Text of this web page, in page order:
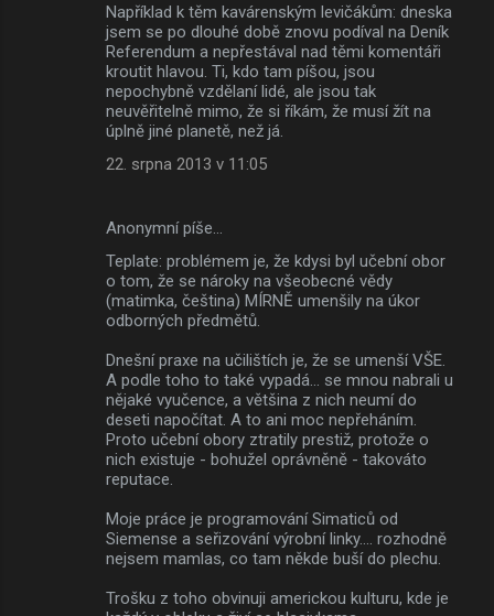
Například k těm kavárenským levičákům: dneska
jsem se po dlouhé době znovu podíval na Deník
Referendum a nepřestával nad těmi komentáři
kroutit hlavou. Ti, kdo tam píšou, jsou
nepochybně vzdělaní lidé, ale jsou tak
neuvěřitelně mimo, že si říkám, že musí žít na
úplně jiné planetě, než já.
22. srpna 2013 v 11:05
Anonymní píše…
Teplate: problémem je, že kdysi byl učební obor
o tom, že se nároky na všeobecné vědy
(matimka, čeština) MÍRNĚ umenšily na úkor
odborných předmětů.
Dnešní praxe na učilištích je, že se umenší VŠE.
A podle toho to také vypadá... se mnou nabrali u
nějaké vyučence, a většina z nich neumí do
deseti napočítat. A to ani moc nepřeháním.
Proto učební obory ztratily prestiž, protože o
nich existuje - bohužel oprávněně - takováto
reputace.
Moje práce je programování Simaticů od
Siemense a seřizování výrobní linky.... rozhodně
nejsem mamlas, co tam někde buší do plechu.
Trošku z toho obvinuji americkou kulturu, kde je